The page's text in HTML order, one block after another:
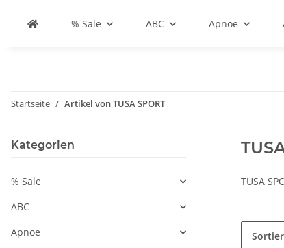
% Sale ABC Apnoe
Startseite Artikel von TUSA SPORT
TUSA
Kategorien
% Sale
ABC
Apnoe